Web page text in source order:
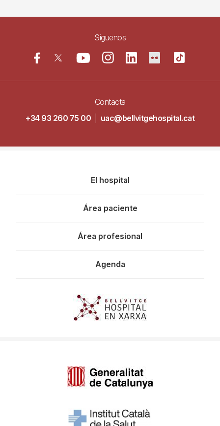
Siguenos
Contacta
+34 93 260 75 00
uac@bellvitgehospital.cat
principal
El hospital
Área paciente
Área profesional
Agenda